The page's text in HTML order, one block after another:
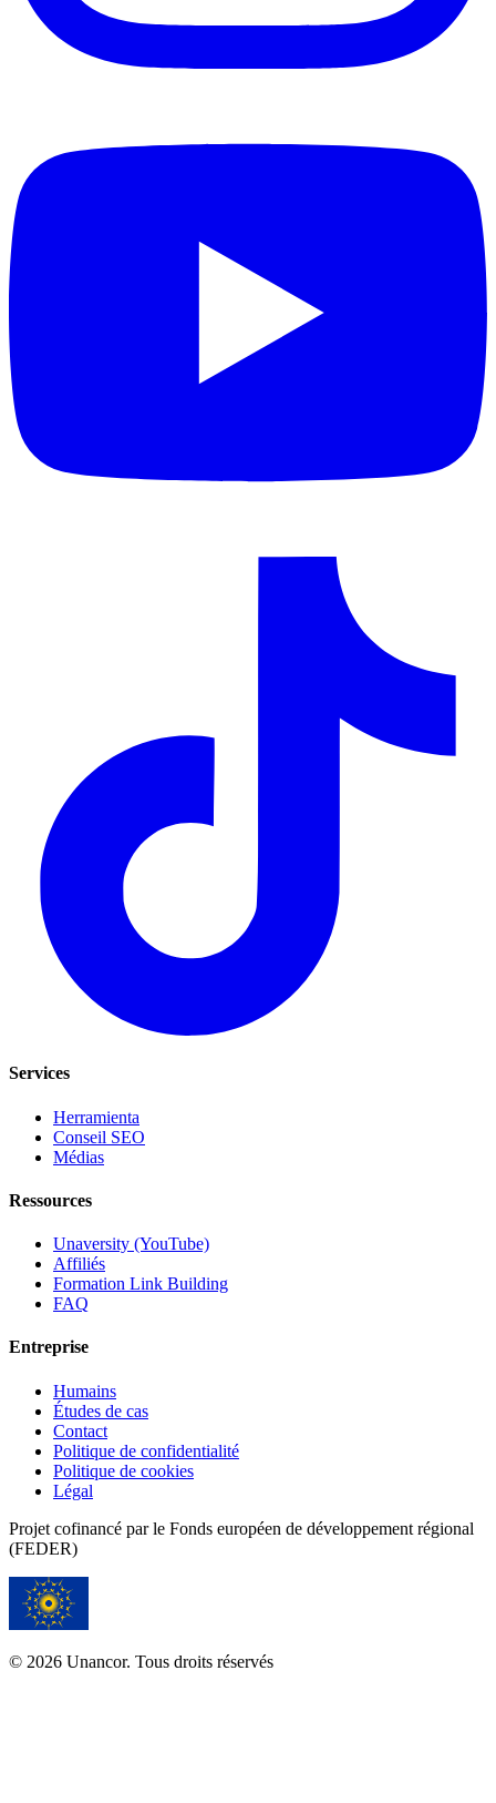
Services
Herramienta
Conseil SEO
Médias
Ressources
Unaversity (YouTube)
Affiliés
Formation Link Building
FAQ
Entreprise
Humains
Études de cas
Contact
Politique de confidentialité
Politique de cookies
Légal
Projet cofinancé par le Fonds européen de développement régional
(FEDER)
© 2026 Unancor. Tous droits réservés